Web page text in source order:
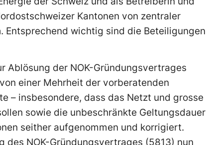
Kantonen von zentraler
Entsprechend wichtig sind die Beteiligungen
Ablösung der NOK-Gründungsvertrages
einer Mehrheit der vorberatenden
– insbesondere, dass das Netzt und grosse
sowie die unbeschränkte Geltungsdauer
seither aufgenommen und korrigiert.
des NOK-Gründungsvertrages (5813) nun